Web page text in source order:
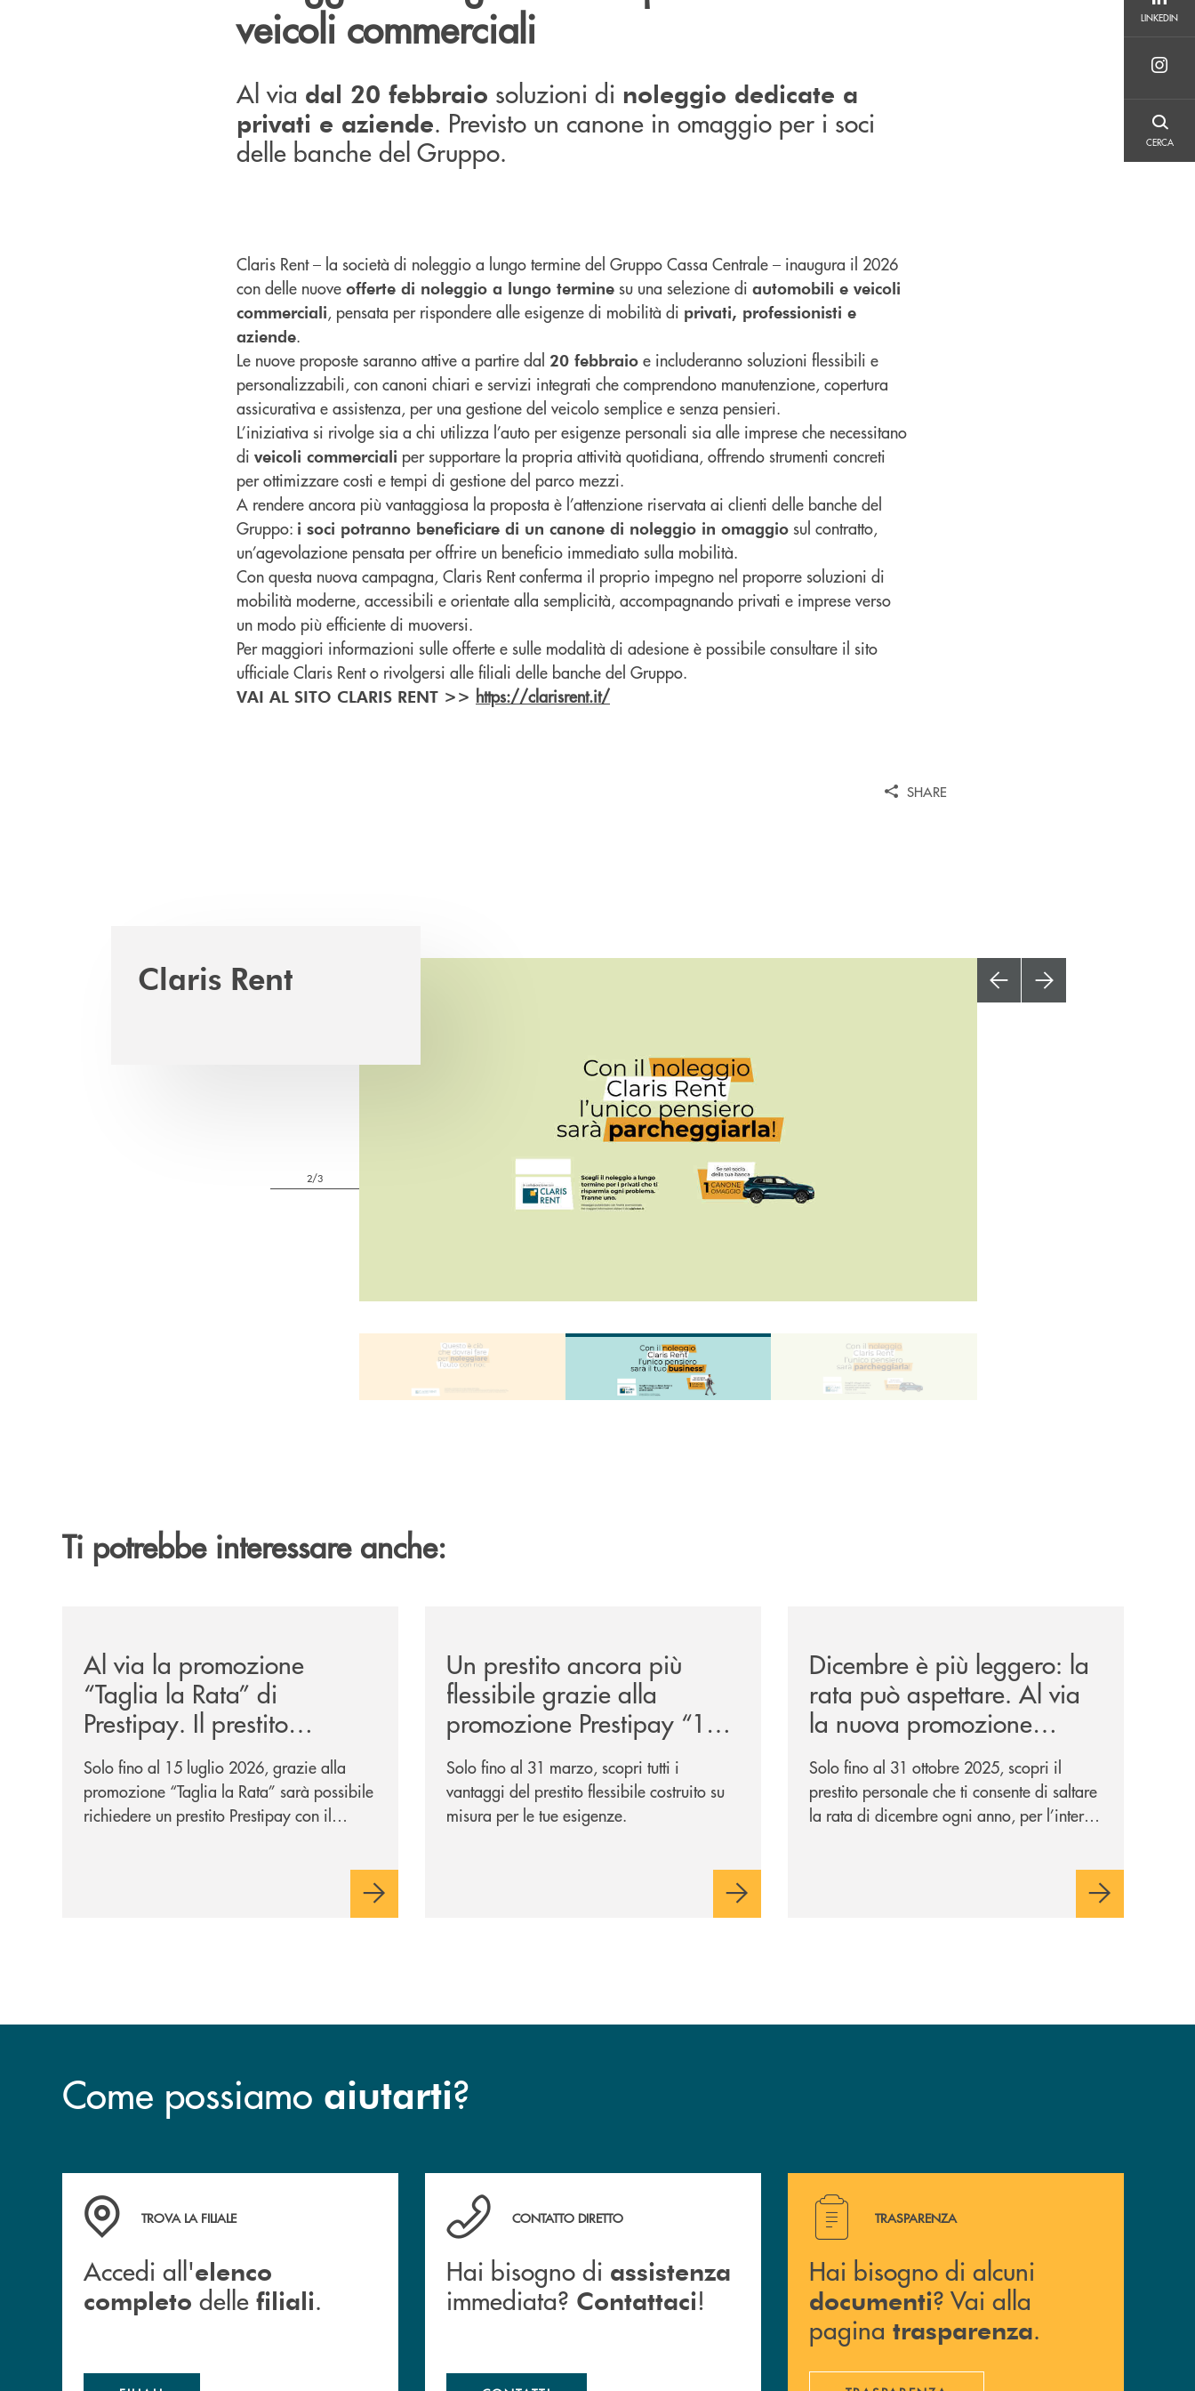
LINKEDIN
CERCA
veicoli commerciali
Al via dal 20 febbraio soluzioni di noleggio dedicate a
privati e aziende. Previsto un canone in omaggio per i soci
delle banche del Gruppo.
Claris Rent – la società di noleggio a lungo termine del Gruppo Cassa Centrale – inaugura il 2026
con delle nuove offerte di noleggio a lungo termine su una selezione di automobili e veicoli
commerciali, pensata per rispondere alle esigenze di mobilità di privati, professionisti e
aziende.
Le nuove proposte saranno attive a partire dal 20 febbraio e includeranno soluzioni flessibili e
personalizzabili, con canoni chiari e servizi integrati che comprendono manutenzione, copertura
assicurativa e assistenza, per una gestione del veicolo semplice e senza pensieri.
L’iniziativa si rivolge sia a chi utilizza l’auto per esigenze personali sia alle imprese che necessitano
di veicoli commerciali per supportare la propria attività quotidiana, offrendo strumenti concreti
per ottimizzare costi e tempi di gestione del parco mezzi.
A rendere ancora più vantaggiosa la proposta è l’attenzione riservata ai clienti delle banche del
Gruppo: i soci potranno beneficiare di un canone di noleggio in omaggio sul contratto,
un’agevolazione pensata per offrire un beneficio immediato sulla mobilità.
Con questa nuova campagna, Claris Rent conferma il proprio impegno nel proporre soluzioni di
mobilità moderne, accessibili e orientate alla semplicità, accompagnando privati e imprese verso
un modo più efficiente di muoversi.
Per maggiori informazioni sulle offerte e sulle modalità di adesione è possibile consultare il sito
ufficiale Claris Rent o rivolgersi alle filiali delle banche del Gruppo.
VAI AL SITO CLARIS RENT >> https://clarisrent.it/
SHARE
Claris Rent
3/3
Ti potrebbe interessare anche:
Al via la promozione
“Taglia la Rata” di
Prestipay. Il prestito
personale che si fa in due
per te!
Solo fino al 15 luglio 2026, grazie alla
promozione “Taglia la Rata” sarà possibile
richiedere un prestito Prestipay con il
Un prestito ancora più
flessibile grazie alla
promozione Prestipay “110
Volte Su Misura per Te!”
Solo fino al 31 marzo, scopri tutti i
vantaggi del prestito flessibile costruito su
misura per le tue esigenze.
Dicembre è più leggero: la
rata può aspettare. Al via
la nuova promozione
“Salta la Rata” di
Prestipay.
Solo fino al 31 ottobre 2025, scopri il
prestito personale che ti consente di saltare
la rata di dicembre ogni anno, per l’intera
premia”, ottieni un prestito Prestipay e puoi
Come possiamo aiutarti?
Accedi all' elenco completo delle filiali .
TROVA LA FILIALE
Accedi all'elenco
completo delle filiali.
Hai bisogno di assistenza immediata? Contattaci !
CONTATTO DIRETTO
Hai bisogno di assistenza
immediata? Contattaci!
Hai bisogno di alcuni documenti ? Vai alla pagina
TRASPARENZA
Hai bisogno di alcuni
documenti? Vai alla
pagina trasparenza.